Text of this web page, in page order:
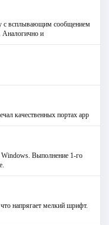
с всплывающим сообщением
и
качественных портах app
Выполнение 1-го
напрягает мелкий шрифт.